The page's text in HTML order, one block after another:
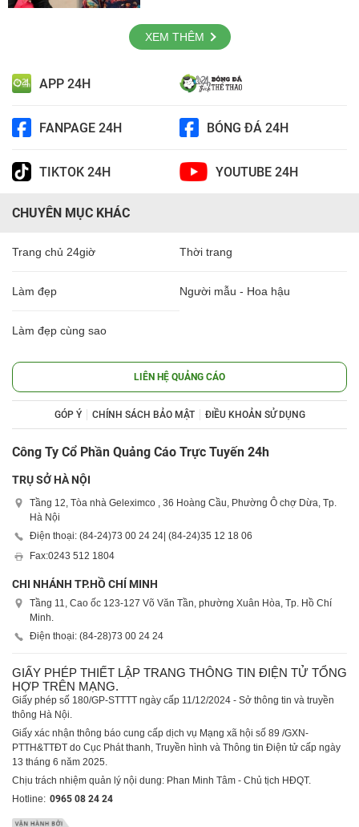
XEM THÊM
APP 24H
FANPAGE 24H BÓNG ĐÁ 24H
TIKTOK 24H YOUTUBE 24H
CHUYÊN MỤC KHÁC
Trang chủ 24giờ Thời trang
Làm đẹp Người mẫu - Hoa hậu
Làm đẹp cùng sao
LIÊN HỆ QUẢNG CÁO
GÓP Ý CHÍNH SÁCH BẢO MẬT ĐIỀU KHOẢN SỬ DỤNG
Công Ty Cổ Phần Quảng Cáo Trực Tuyến 24h
TRỤ SỞ HÀ NỘI
Tầng 12, Tòa nhà Geleximco , 36 Hoàng Cầu, Phường Ô chợ Dừa, Tp.
Hà Nội
Điện thoại: (84-24)73 00 24 24 | (84-24)35 12 18 06
Fax:0243 512 1804
CHI NHÁNH TP.HỒ CHÍ MINH
Tầng 11, Cao ốc 123-127 Võ Văn Tần, phường Xuân Hòa, Tp. Hồ Chí
Minh.
Điện thoại: (84-28)73 00 24 24
GIẤY PHÉP THIẾT LẬP TRANG THÔNG TIN ĐIỆN TỬ TỔNG
HỢP TRÊN MẠNG.
Giấy phép số 180/GP-STTTT ngày cấp 11/12/2024 - Sở thông tin và truyền
thông Hà Nội.
Giấy xác nhận thông báo cung cấp dịch vụ Mạng xã hội số 89 /GXN-
PTTH&TTĐT do Cục Phát thanh, Truyền hình và Thông tin Điện tử cấp ngày
13 tháng 6 năm 2025.
Chịu trách nhiệm quản lý nội dung: Phan Minh Tâm - Chủ tịch HĐQT.
Hotline: 0965 08 24 24